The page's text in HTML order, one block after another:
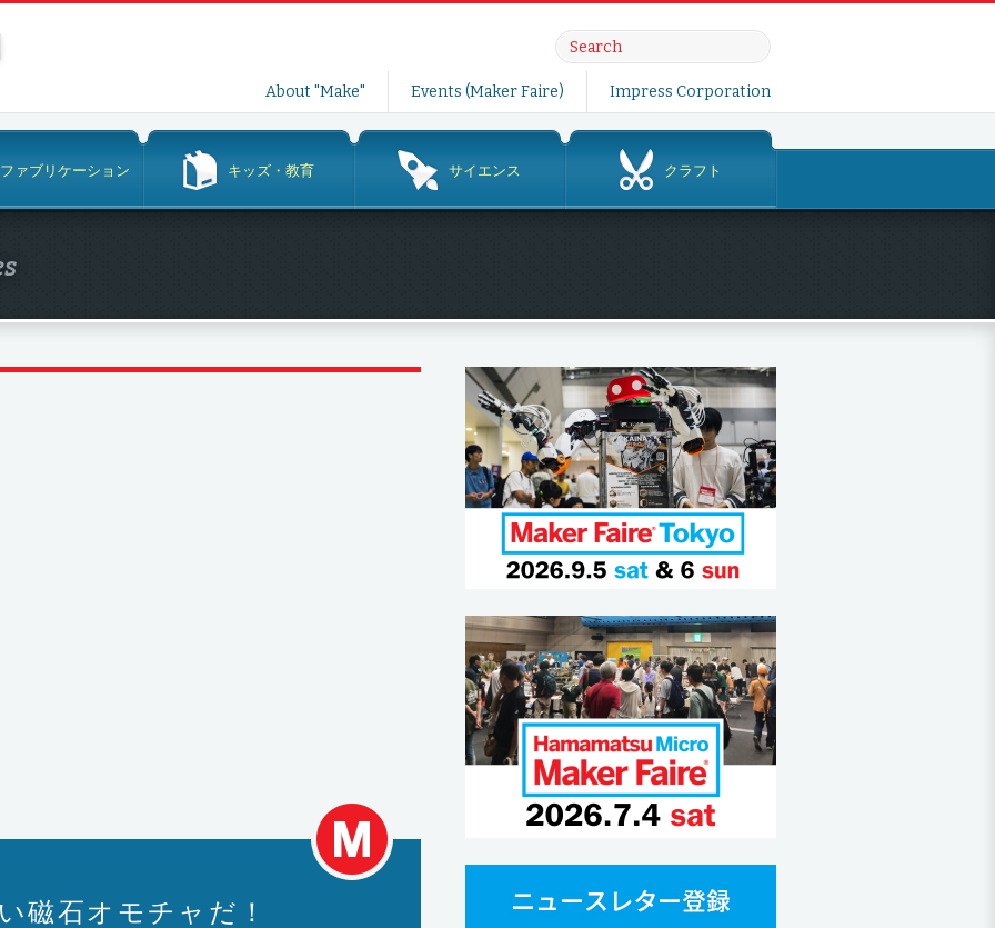
テ
ツ
へ
プ
About "Make" Events (Maker Faire) Impress Corporation
ファブリケーション キッズ・教育 サイエンス クラフト
磁石オモチャだ！